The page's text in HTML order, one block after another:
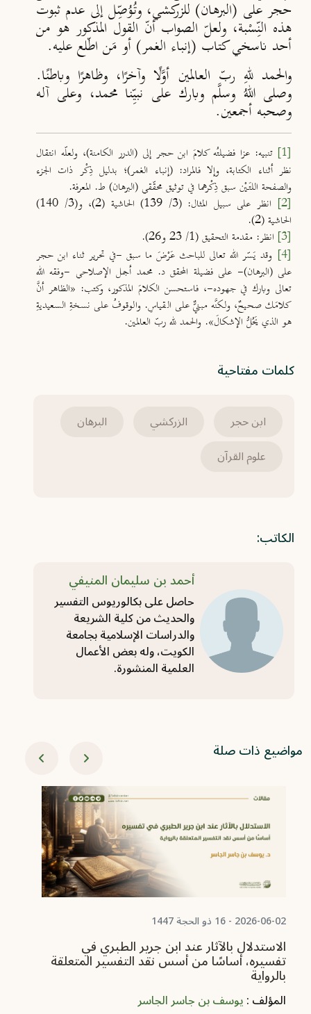
حجر على (البرهان) للزركشي، وتُوُصِّل إلى عدم ثبوت
هذه النِّسْبة، ولعلّ الصواب أنّ القول المذكور هو من
أحد ناسخي كتاب (إنباء الغمر) أو مَن اطّلع عليه.
والحمد للهِ ربّ العالمين أوَّلًا وآخرًا، وظاهرًا وباطنًا.
وصلى اللهُ وسلَّم وبارك على نبيِّنا محمد، وعلى آله
وصحبه أجمعين.
[1] تنبيه: عزا فضيلتُه كلامَ ابن حجر إلى (الدرر الكامنة)، ولعلّه انتقال
نظر أثناء الكتابة، وإلا فالمراد: (إنباء الغمر)؛ بدليل ذِكْر ذات الجزء
والصفحة اللتَيْن سبق ذِكْرهما في توثيق محقّقي (البرهان) ط. المعرفة.
[2]
انظر على سبيل المثال: (3/ 139) الحاشية (2)، و(3/ 140)
الحاشية (2).
[3]
انظر: مقدمة التحقيق (1/ 23 و26).
[4]
وقد يَسّر الله تعالى للباحث عَرْضَ ما سبق -في تحرير ثناء ابن حجر
على (البرهان)- على فضيلة المحقق د. محمد أجمل الإصلاحي -وفقه الله
تعالى وبارك في جهوده-، فاستحسن الكلامَ المذكور، وكتب: «الظاهر أنَّ
كلامَك صحيحٌ، ولكنَّه مبنيٌّ على القياسِ. والوقوفُ على نسخةِ السعيديةِ
هو الذي يَحُلُّ الإشكالَ». والحمد لله ربّ العالمين.
كلمات مفتاحية
ابن حجر الزركشي
البرهان
علوم القرآن
الكاتب:
أحمد بن سليمان المنيفي
حاصل على بكالوريوس التفسير
والحديث من كلية الشريعة
والدراسات الإسلامية بجامعة
الكويت، وله بعض الأعمال
العلمية المنشورة.
مواضيع ذات صلة
2026-06-02 - 16 ذو الحجة 1447
الاستدلال بالآثار عند ابن جرير الطبري في
تفسيره، أساسًا من أسس نقد التفسير المتعلقة
بالرواية
المؤلف :يوسف بن جاسر الجاسر